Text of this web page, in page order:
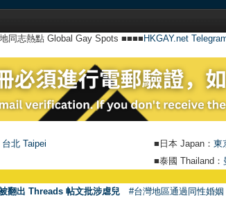
同志熱點 Global Gay Spots ■■■■ HKGAY.net
台北 Taipei ■日本 Japan： 東
■泰國 Thailand：
翻出 Threads 帖文批涉虐兒 #台灣地區通過同性婚姻